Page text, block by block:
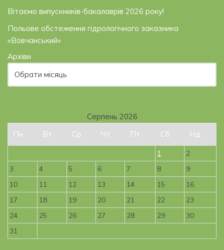
Вітаємо випускників-бакалаврів 2026 року!
Польове обстеження гідрологічного заказника
«Вовчанський»
Архіви
Серпень 2026
Пн
Вт Ср Чт Пт Сб Нд
1
2
3
4 5 6 7 8
9
10
11 12 13 14 15
16
17
18 19 20 21 22
23
24
25 26 27 28 29
30
31